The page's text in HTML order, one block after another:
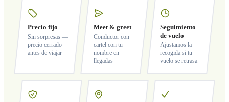
Precio fijo
Sin sorpresas —
precio cerrado
antes de viajar
Meet & greet
Conductor con
cartel con tu
nombre en
llegadas
Seguimiento
de vuelo
Ajustamos la
recogida si tu
vuelo se retrasa